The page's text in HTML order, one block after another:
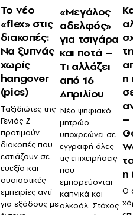
Το νέο
«flex» στις
διακοπές:
Να ξυπνάς
χωρίς
hangover
(pics)
Ταξιδιώτες της
Γενιάς Ζ
προτιμούν
διακοπές που
εστιάζουν σε
ευεξία και
ουσιαστικές
εμπειρίες αντί
για εξόδους με
«Μεγάλος
αδελφός»
για τσιγάρα
και ποτά –
Τι αλλάζει
από 16
Απριλίου
Νέο ψηφιακό
μητρώο
υποχρεώνει σε
εγγραφή όλες
τις επιχειρήσεις
που
εμπορεύονται
καπνικά και
αλκοόλ. Στόχος
η
–
η
Ο